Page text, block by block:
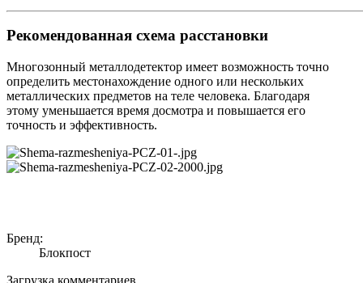
Рекомендованная схема расстановки
Многозонный металлодетектор имеет возможность точно
определить местонахождение одного или нескольких
металлических предметов на теле человека. Благодаря
этому уменьшается время досмотра и повышается его
точность и эффективность.
Бренд:
Блокпост
Загрузка комментариев...